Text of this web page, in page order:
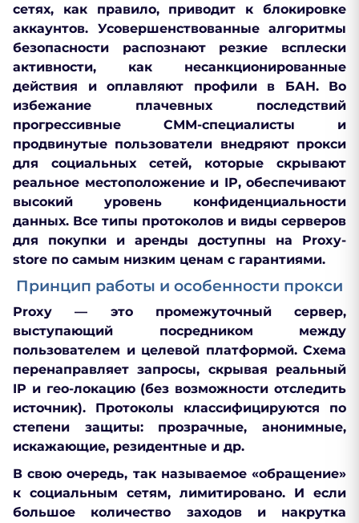
сетях, как правило, приводит к блокировке
аккаунтов. Усовершенствованные алгоритмы
безопасности распознают резкие всплески
активности, как несанкционированные
действия и оплавляют профили в БАН. Во
избежание плачевных последствий
прогрессивные СММ-специалисты и
продвинутые пользователи внедряют прокси
для социальных сетей, которые скрывают
реальное местоположение и IP, обеспечивают
высокий уровень конфиденциальности
данных. Все типы протоколов и виды серверов
для покупки и аренды доступны на Proxy-
store по самым низким ценам с гарантиями.
Принцип работы и особенности прокси
Рroxy — это промежуточный сервер,
выступающий посредником между
пользователем и целевой платформой. Схема
перенаправляет запросы, скрывая реальный
IP и гео-локацию (без возможности отследить
источник). Протоколы классифицируются по
степени защиты: прозрачные, анонимные,
искажающие, резидентные и др.
В свою очередь, так называемое «обращение»
к социальным сетям, лимитировано. И если
большое количество заходов и накрутка